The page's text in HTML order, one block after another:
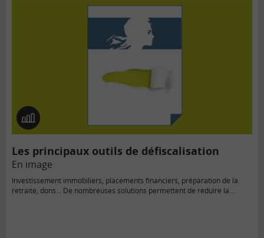
En
image
Les principaux outils de défiscalisation
En image
Investissement immobiliers, placements financiers, préparation de la
retraite, dons… De nombreuses solutions permettent de réduire la